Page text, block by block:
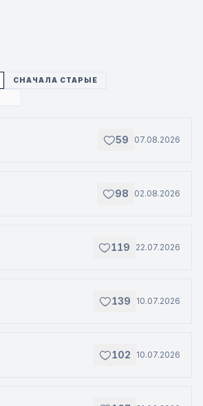
СНАЧАЛА СТАРЫЕ
59 07.08.2026
98 02.08.2026
119 22.07.2026
139 10.07.2026
102 10.07.2026